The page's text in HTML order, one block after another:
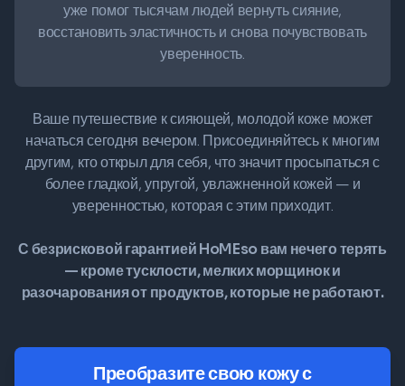
уже помог тысячам людей вернуть сияние,
восстановить эластичность и снова почувствовать
уверенность.
Ваше путешествие к сияющей, молодой коже может
начаться сегодня вечером. Присоединяйтесь к многим
другим, кто открыл для себя, что значит просыпаться с
более гладкой, упругой, увлажненной кожей — и
уверенностью, которая с этим приходит.
С безрисковой гарантией HoMEso вам нечего терять
— кроме тусклости, мелких морщинок и
разочарования от продуктов, которые не работают.
Преобразите свою кожу с